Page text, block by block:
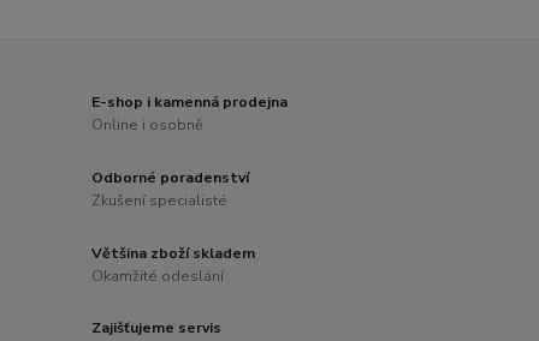
E-shop i kamenná prodejna
Online i osobně
Odborné poradenství
Zkušení specialisté
Většina zboží skladem
Okamžité odeslání
Zajišťujeme servis